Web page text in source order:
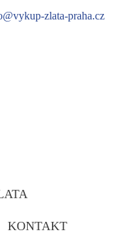
zlata-praha.cz
KONTAKT